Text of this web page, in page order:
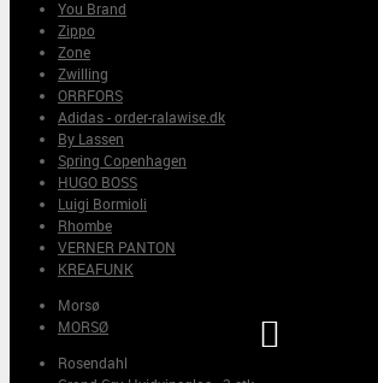
You Brand
Zippo
Zone
Zwilling
ORRFORS
Adidas - order-ralawise.dk
By Lassen
Spring Copenhagen
HUGO BOSS
Luigi Bormioli
Rhombe
VERNER PANTON
KREAFUNK
Morsø
MORSØ
Rosendahl
